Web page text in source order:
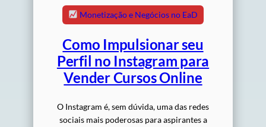
Monetização e Negócios no EaD
Como Impulsionar seu
Perfil no Instagram para
Vender Cursos Online
O Instagram é, sem dúvida, uma das redes
sociais mais poderosas para aspirantes a